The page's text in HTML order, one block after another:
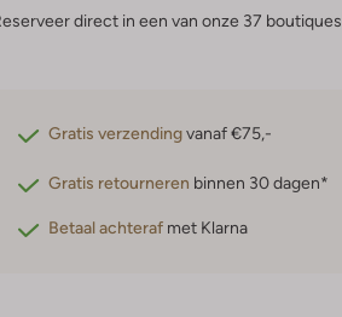
direct in een van onze 37 boutiques
Gratis verzendingvanaf €75,-
Gratis retourneren binnen 30 dagen*
Betaal achteraf met Klarna